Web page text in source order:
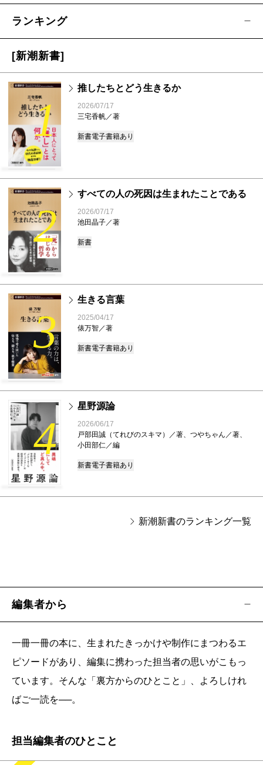
ランキング
[新潮新書]
1
推したちとどう生きるか
2026/07/17
三宅香帆／著
新書電子書籍あり
2
すべての人の死因は生まれたことである
2026/07/17
池田晶子／著
新書
3
生きる言葉
2025/04/17
俵万智／著
新書電子書籍あり
4
星野源論
2026/06/17
戸部田誠（てれびのスキマ）／著、つやちゃん／著、
小田部仁／編
新書電子書籍あり
新潮新書のランキング一覧
編集者から
一冊一冊の本に、生まれたきっかけや制作にまつわるエ
ピソードがあり、編集に携わった担当者の思いがこもっ
ています。そんな「裏方からのひとこと」、よろしけれ
ばご一読を──。
担当編集者のひとこと